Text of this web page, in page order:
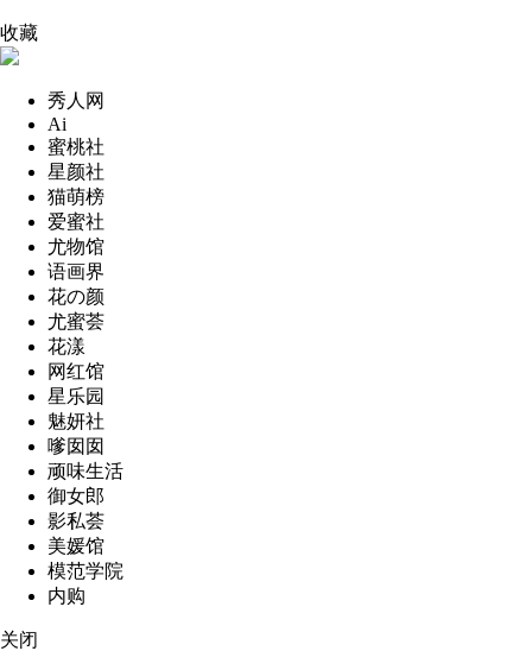
收藏
秀人网
Ai
蜜桃社
星颜社
猫萌榜
爱蜜社
尤物馆
语画界
花の颜
尤蜜荟
花漾
网红馆
星乐园
魅妍社
嗲囡囡
顽味生活
御女郎
影私荟
美媛馆
模范学院
内购
关闭